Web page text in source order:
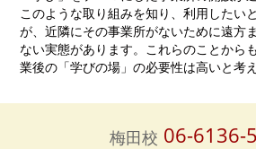
このような取り組みを知り、利用したい
が、近隣にその事業所がないために遠方
ない実態があります。これらのことから
業後の「学びの場」の必要性は高いと考
梅田校 06-6136-